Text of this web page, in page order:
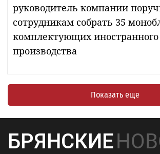
руководитель компании
сотрудникам собрать 35
комплектующих иностранного
производства
Показать еще
БРЯНСКИЕ